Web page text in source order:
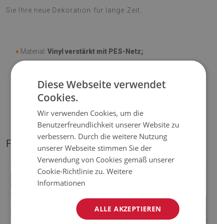
Sie Ihre neue Dekoration für lange Zeit.
♦ Material: Vinyl verstärkt mit PES-Netz;
Mattentöne können geringfügig von der Visualisierung
abweichen.
FOTOS VON UNSEREM PRODUKT
Diese Webseite verwendet
Cookies.
Wir verwenden Cookies, um die
Benutzerfreundlichkeit unserer Website zu
verbessern. Durch die weitere Nutzung
unserer Webseite stimmen Sie der
Verwendung von Cookies gemäß unserer
Cookie-Richtlinie zu.Weitere
Informationen
ALLE AKZEPTIEREN